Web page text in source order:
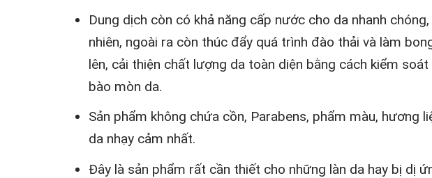
Dung dịch còn có khả năng cấp nước cho da nhanh
nhiên, ngoài ra còn thúc đẩy quá trình đào thải và làm
lên, cải thiện chất lượng da toàn diện bằng cách kiểm
bào mòn da.
Sản phẩm không chứa cồn, Parabens, phẩm màu, hương
da nhạy cảm nhất.
Đây là sản phẩm rất cần thiết cho những làn da hay bị dị